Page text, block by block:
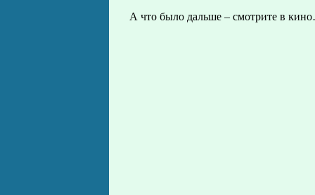
А что было дальше – смотрите в